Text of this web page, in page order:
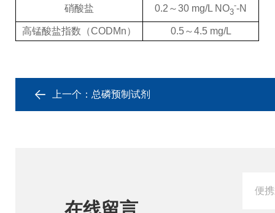
硝酸盐 0.2～30 mg/L NO3
--N
高锰酸盐指数（CODMn） 0.5～4.5 mg/L
上一个： 总磷预制试剂